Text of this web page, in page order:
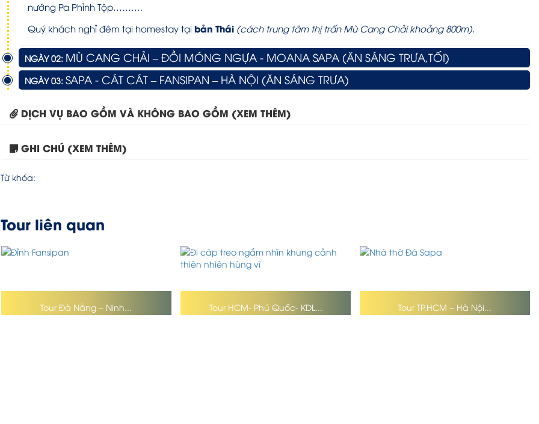
nướng Pa Phỉnh Tộp……….
Quý khách nghỉ đêm tại homestay tại bản Thái (cách trung tâm thị trấn Mù Cang Chải khoảng 800m).
NGÀY 02: MÙ CANG CHẢI – ĐỒI MÓNG NGỰA - MOANA SAPA (ĂN SÁNG TRƯA,TỐI)
NGÀY 03: SAPA - CÁT CÁT – FANSIPAN – HÀ NỘI (ĂN SÁNG TRƯA)
DỊCH VỤ BAO GỒM VÀ KHÔNG BAO GỒM (XEM THÊM)
GHI CHÚ (XEM THÊM)
Từ khóa:
Tour liên quan
Tour Đà Nẵng – Ninh... Tour HCM- Phú Quốc- KDL... Tour TP.HCM – Hà Nội...